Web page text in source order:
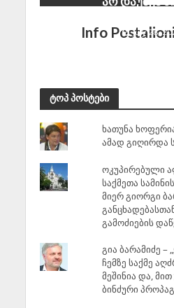
July 28,
Info Postalioni
ტოპ პოსტები
ხათუნა
ამად გიღირდა
ოკუპირებული
საქმეთა
მიერ გიორგი
გამოძიების
გია ბარამიძე –
ჩემზე საქმე
მეშინია და,
ბინძური